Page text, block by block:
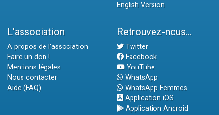
English Version
L'association
A propos de l'association
Faire un don !
Mentions légales
Nous contacter
Aide (FAQ)
Retrouvez-nous...
Twitter
Facebook
YouTube
WhatsApp
WhatsApp Femmes
Application iOS
Application Android